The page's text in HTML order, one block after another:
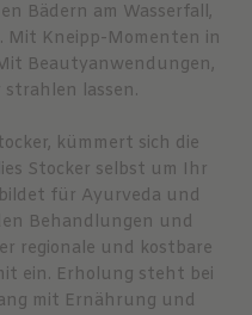
Bädern am Wasserfall,
Mit Kneipp-Momenten in
Beautyanwendungen,
lassen.
kümmert sich die
Stocker selbst um Ihr
für Ayurveda und
Behandlungen und
regionale und kostbare
ein. Erholung steht bei
mit Ernährung und